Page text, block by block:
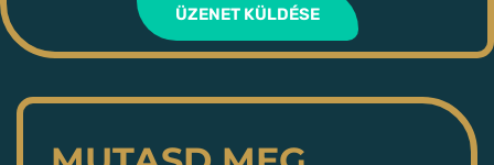
ÜZENET KÜLDÉSE